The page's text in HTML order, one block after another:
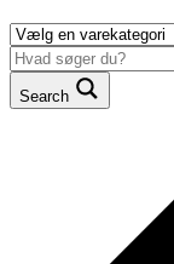
Search